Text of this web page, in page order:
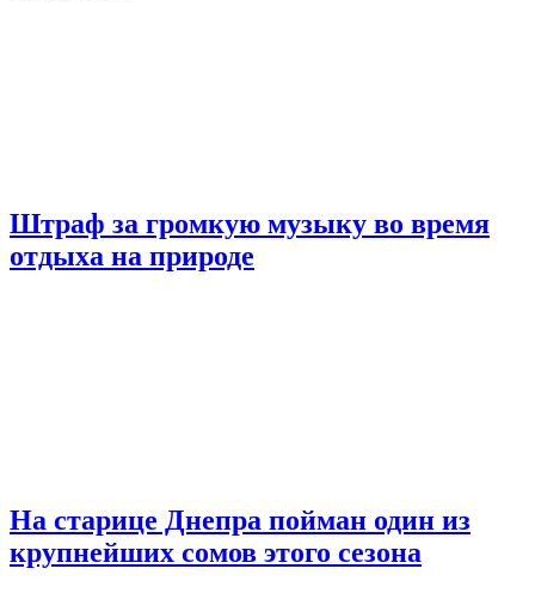
Штраф за громкую музыку во время
отдыха на природе
На старице Днепра пойман один из
крупнейших сомов этого сезона